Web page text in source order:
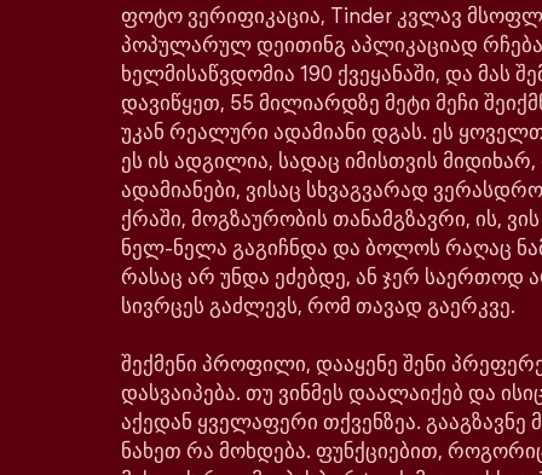
ფოტო ვერიფიკაცია, Tinder კვლავ
პოპულარულ დეითინგ აპლიკაციად
ხელმისაწვდომია 190 ქვეყანაში, და მას
დავიწყეთ, 55 მილიარდზე მეტი მეჩი
უკან რეალური ადამიანი დგას. ეს
ეს ის ადგილია, სადაც იმისთვის
ადამიანები, ვისაც სხვაგვარად
ქრაში, მოგზაურობის თანამგზავრი, ის,
ნელ-ნელა გაგიჩნდა და ბოლოს რაღაც
რასაც არ უნდა ეძებდე, ან ჯერ საერთოდ
სივრცეს გაძლევს, რომ თავად გაერკვე.
შექმენი პროფილი, დააყენე შენი
დასვაიპება. თუ ვინმეს დაალაიქებ და
აქედან ყველაფერი თქვენზეა. გააგზავნე
ნახეთ რა მოხდება. ფუნქციებით,